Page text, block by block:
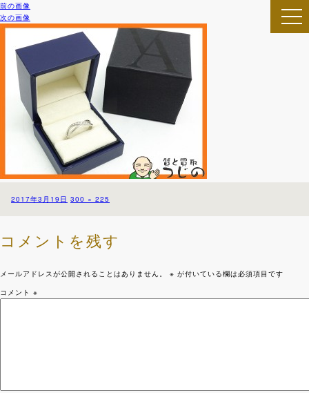
前の画像
次の画像
投
2017年3月19日 フ
イ
ズ
300 × 225
コメントを残す
メールアドレスが公開されることはありません。 ※ が付いている欄は必須項目です
コメント ※